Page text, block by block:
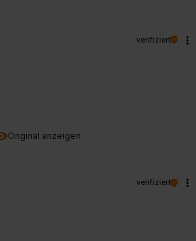
Original anzeigen
verifiziert
verifiziert